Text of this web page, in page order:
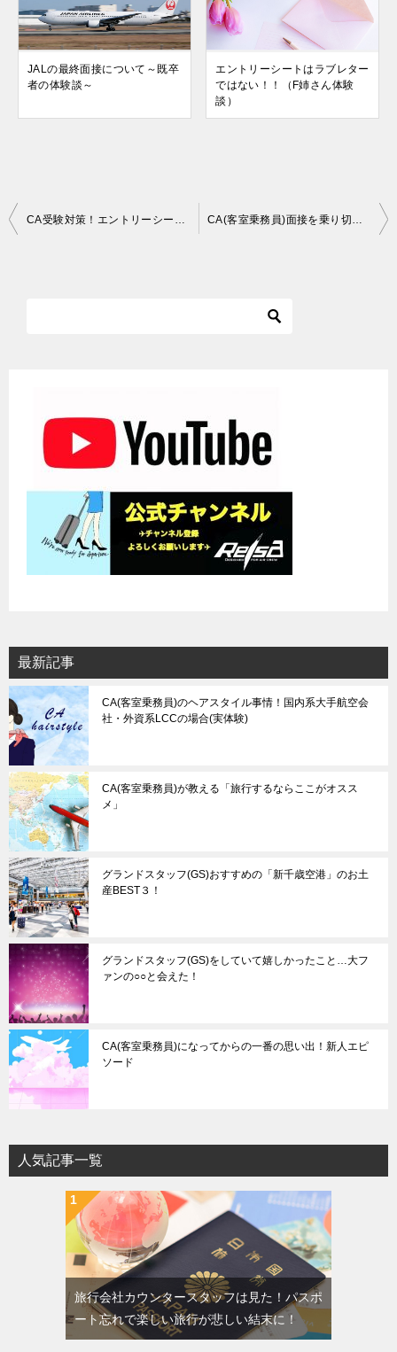
JALの最終面接について～既卒
者の体験談～
エントリーシートはラブレター
ではない！！（F姉さん体験
談）
投
最新記事
CA(客室乗務員)のヘアスタイル事情！国内系大手航空会
社・外資系LCCの場合(実体験)
CA(客室乗務員)が教える「旅行するならここがオスス
メ」
グランドスタッフ(GS)おすすめの「新千歳空港」のお土
産BEST３！
グランドスタッフ(GS)をしていて嬉しかったこと…大フ
ァンの○○と会えた！
CA(客室乗務員)になってからの一番の思い出！新人エピ
ソード
人気記事一覧
旅行会社カウンタースタッフは見た！パスポ
ート忘れで楽しい旅行が悲しい結末に！